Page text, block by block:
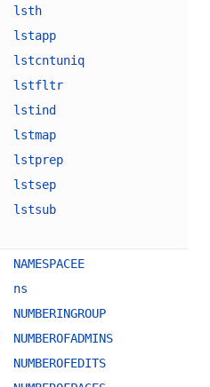
lsth
lstapp
lstcntuniq
lstfltr
lstind
lstmap
lstprep
lstsep
lstsub
NAMESPACEE
ns
NUMBERINGROUP
NUMBEROFADMINS
NUMBEROFEDITS